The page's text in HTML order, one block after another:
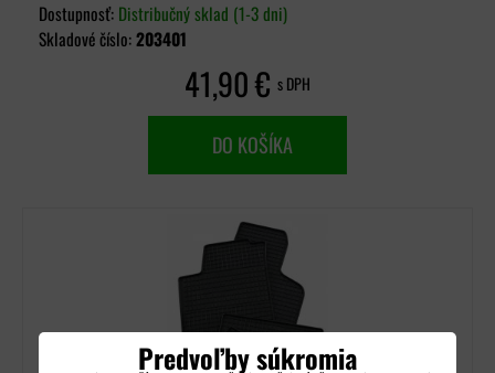
Dostupnosť: Distribučný sklad (1-3 dni)
Skladové číslo:203401
41,90 € s DPH
DO KOŠÍKA
Predvoľby súkromia